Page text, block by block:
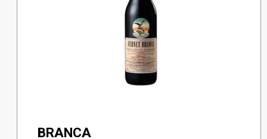
BRANCA